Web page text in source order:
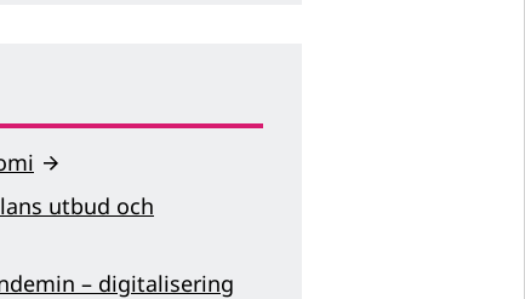
utbud och
– digitalisering